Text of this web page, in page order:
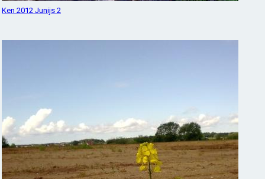
Ken 2012 Junijs 2